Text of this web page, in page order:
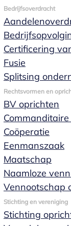
Bedrijfsoverdracht
Certificering
Fusie
Splitsing
Rechtsvormen en
BV oprichten
Coöperatie
Eenmanszaak
Maatschap
Naamloze
Vennootschap
Stichting en vereniging
Stichting
of
huwelijk
te gaan is